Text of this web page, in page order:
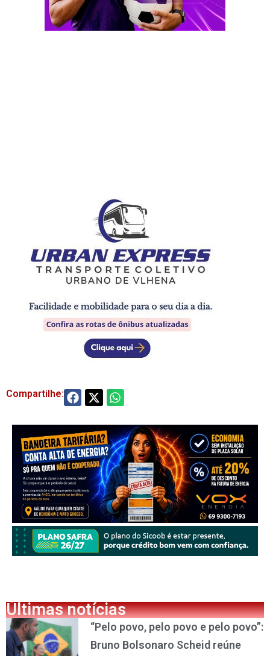
Compartilhe:
Últimas notícias
“Pelo povo, pelo povo e pelo povo”:
Bruno Bolsonaro Scheid reúne